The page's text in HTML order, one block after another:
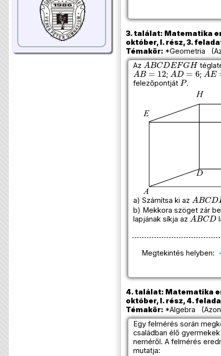
3. találat: Matematika
október, I. rész, 3.
Témakör: *Geometria
Az
ABCDEFGH
AB=12
;
AD=6
;
AE=
felezőpontját
P
.
a) Számítsa ki az
A BCD
b) Mekkora szöget zár
lapjának síkja az
ABCD
Megtekintés helyben:
4. találat: Matematika
október, I. rész, 4.
Témakör: *Algebra
Egy felmérés során
családban élő
neméről. A felmérés
mutatja: